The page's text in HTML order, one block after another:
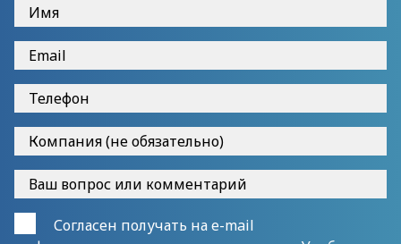
Согласен получать на e-mail